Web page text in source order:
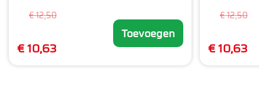
€ 12,50
€ 10,63
Toevoegen
€ 12,50
€ 10,63